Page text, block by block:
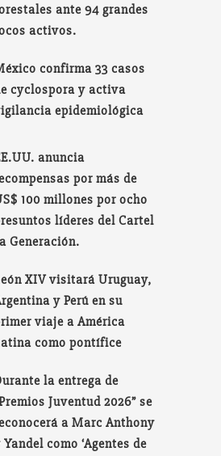
ante 94 grandes
activos.
confirma 33 casos
cyclospora y activa
epidemiológica
anuncia
por más de
100 millones por ocho
líderes del Cartel
Generación.
XIV visitará Uruguay,
y Perú en su
viaje a América
como pontífice
la entrega de
Juventud 2026” se
a Marc Anthony
Yandel como ‘Agentes de